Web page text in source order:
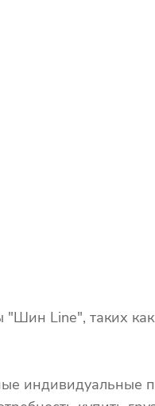
Line", таких
индивидуальные